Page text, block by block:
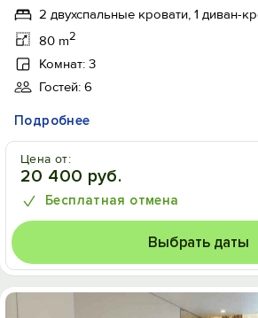
2 двухспальные кровати, 1 диван-
80 m2
Комнат: 3
Гостей: 6
Подробнее
Цена от:
20 400 руб.
Бесплатная отмена
Выбрать даты